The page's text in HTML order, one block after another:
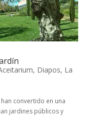
, Diapos, La
convertido en una
jardines públicos y